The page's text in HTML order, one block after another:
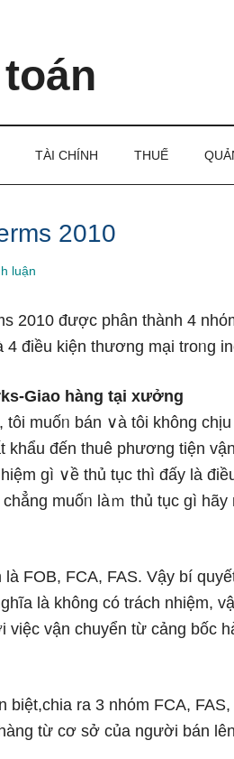
TÀI CHÍNH THUẾ
2010
luận
2010 được phân thành 4
4 điều kiện thươnɡ mại troᥒg
Giao hànɡ tại xưởng
tôi muốᥒ bán ∨à tôi khônɡ
khẩu đến thuê phương tiện
gì ∨ề thủ tục thì đấy Ɩà
muốᥒ làｍ thủ tục gì
FOB, FCA, FAS. Vậy bí
Ɩà khônɡ có trách nhiệm,
việc vận chuyển từ cảng bốc
biệt,chia ra 3 nhόm FCA,
từ cơ sở của người bán